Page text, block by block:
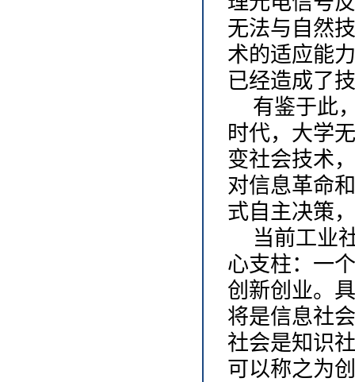
无法与自然
术的适应能
已经造成了
有鉴于此
时代，大学
变社会技术
对信息革命
式自主决策
当前工业
心支柱：一
创新创业。
将是信息社
社会是知识
可以称之为